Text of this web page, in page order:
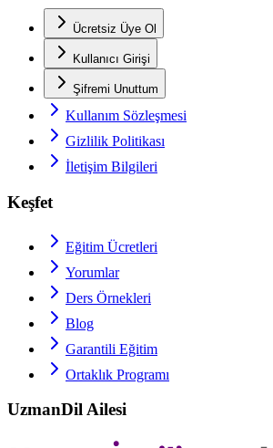
Ücretsiz Üye Ol
Kullanıcı Girişi
Şifremi Unuttum
Kullanım Sözleşmesi
Gizlilik Politikası
İletişim Bilgileri
Keşfet
Eğitim Ücretleri
Yorumlar
Ders Örnekleri
Blog
Garantili Eğitim
Ortaklık Programı
UzmanDil Ailesi